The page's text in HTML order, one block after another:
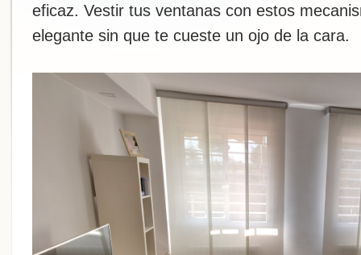
eficaz. Vestir tus ventanas con estos
elegante sin que te cueste un ojo de la cara.